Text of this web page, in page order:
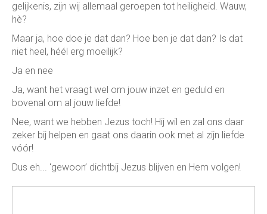
gelijkenis, zijn wij allemaal geroepen tot heiligheid. Wauw,
hè?
Maar ja, hoe doe je dat dan? Hoe ben je dat dan? Is dat
niet heel, héél erg moeilijk?
Ja en nee
Ja, want het vraagt wel om jouw inzet en geduld en
bovenal om al jouw liefde!
Nee, want we hebben Jezus toch! Hij wil en zal ons daar
zeker bij helpen en gaat ons daarin ook met al zijn liefde
vóór!
Dus eh... ‘gewoon’ dichtbij Jezus blijven en Hem volgen!